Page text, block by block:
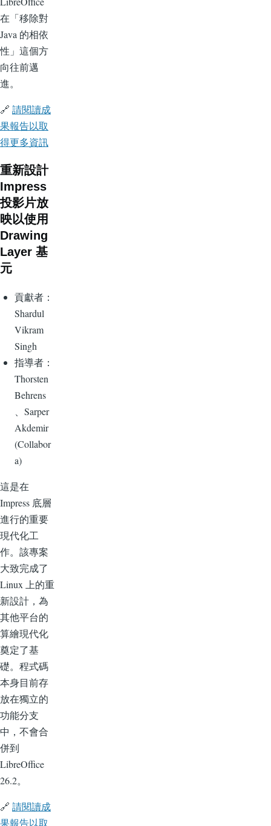
在「移除對
Java 的相依
性」這個方
向往前邁
進。
🔗 請閱讀成
果報告以取
得更多資訊
重新設計
Impress
投影片放
映以使用
Drawing
Layer 基
元
貢獻者：
Shardul
Vikram
Singh
指導者：
Thorsten
Behrens
、Sarper
Akdemir
(Collabor
a)
這是在
Impress 底層
進行的重要
現代化工
作。該專案
大致完成了
Linux 上的重
新設計，為
其他平台的
算繪現代化
奠定了基
礎。程式碼
本身目前存
放在獨立的
功能分支
中，不會合
併到
LibreOffice
26.2。
🔗 請閱讀成
果報告以取